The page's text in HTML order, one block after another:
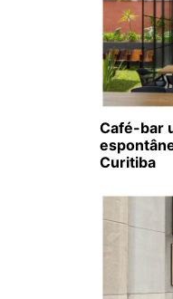
Café-bar
Curitiba